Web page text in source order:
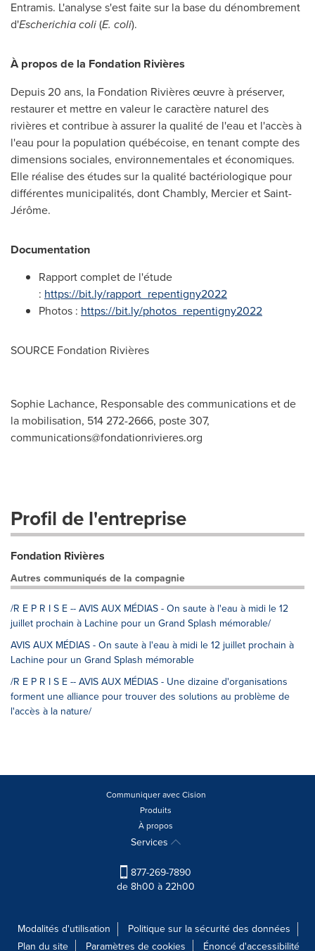
Entramis. L'analyse s'est faite sur la base du dénombrement
d'Escherichia coli(E. coli).
À propos de la Fondation Rivières
Depuis 20 ans, la Fondation Rivières œuvre à préserver,
restaurer et mettre en valeur le caractère naturel des
rivières et contribue à assurer la qualité de l'eau et l'accès à
l'eau pour la population québécoise, en tenant compte des
dimensions sociales, environnementales et économiques.
Elle réalise des études sur la qualité bactériologique pour
différentes municipalités, dontChambly, Mercieret Saint-
Jérôme.
Documentation
Rapport complet de l'étude
: https://bit.ly/rapport_repentigny2022
Photos : https://bit.ly/photos_repentigny2022
SOURCE Fondation Rivières
Sophie Lachance, Responsable des communications et de
la mobilisation, 514 272-2666, poste 307,
communications@fondationrivieres.org
Profil de l'entreprise
Fondation Rivières
Autres communiqués de la compagnie
/R E P R I S E -- AVIS AUX MÉDIAS - On saute à l'eau à midi le 12
juillet prochain à Lachine pour un Grand Splash mémorable/
AVIS AUX MÉDIAS - On saute à l'eau à midi le 12 juillet prochain à
Lachine pour un Grand Splash mémorable
/R E P R I S E -- AVIS AUX MÉDIAS - Une dizaine d'organisations
forment une alliance pour trouver des solutions au problème de
l'accès à la nature/
Communiquer avec Cision
Produits
À propos
Services
877-269-7890
de 8h00 à 22h00
Modalités d'utilisation
Politique sur la sécurité des données
Plan du site
Paramètres de cookies Énoncé d'accessibilité